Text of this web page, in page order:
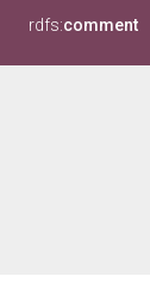
rdfs:comment